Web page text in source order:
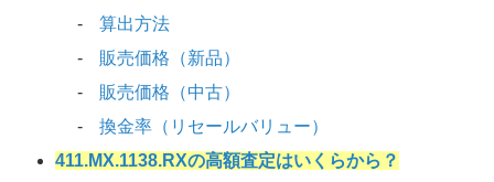
算出方法
販売価格（新品）
販売価格（中古）
換金率（リセールバリュー）
411.MX.1138.RXの高額査定はいくらから？